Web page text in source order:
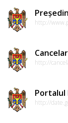
http://
http://
Portalul
http://